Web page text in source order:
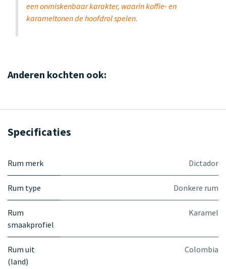
een onmiskenbaar karakter, waarin koffie- en
karameltonen de hoofdrol spelen.
Anderen kochten ook:
Specificaties
Rum merk Dictador
Rum type Donkere rum
Rum
smaakprofiel
Karamel
Rum uit
(land)
Colombia